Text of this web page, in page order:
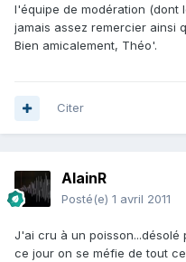
l'équipe de modération (dont
jamais assez remercier ainsi
Bien amicalement, Théo'.
Citer
AlainR
Posté(e) 1 avril 2011
J'ai cru à un
ce jour on se méfie de tout